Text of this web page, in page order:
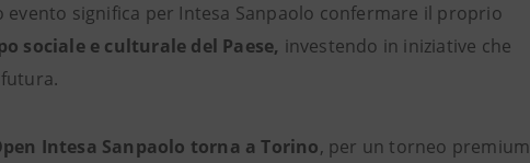
evento significa per Intesa Sanpaolo confermare il proprio
sociale e culturale del Paese, investendo in iniziative che
Intesa Sanpaolo torna a Torino, per un torneo premium